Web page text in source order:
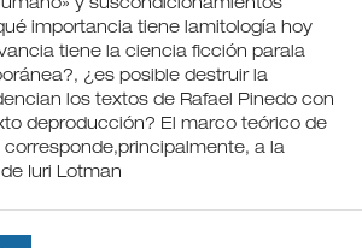
y suscondicionamientos
importancia tiene lamitología hoy
tiene la ciencia ficción parala
¿es posible destruir la
los textos de Rafael Pinedo con
deproducción? El marco teórico de
a la
Iuri Lotman